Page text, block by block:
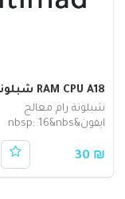
RAM CPU A18 شبلونة
شبلونة رام معالج
ايفون&nbsp; 16&nbs
₪ 30